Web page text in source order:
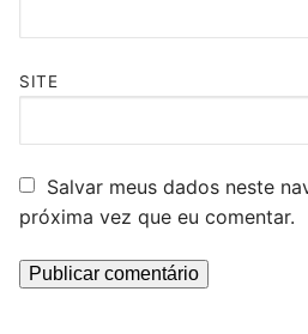
SITE
Salvar meus dados neste
próxima vez que eu comentar.